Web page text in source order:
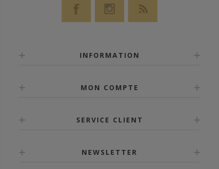
INFORMATION
MON COMPTE
SERVICE CLIENT
NEWSLETTER